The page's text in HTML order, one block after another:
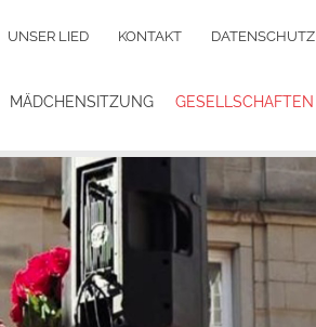
UNSER LIED
KONTAKT DATENSCHUTZ
MÄDCHENSITZUNG GESELLSCHAFTEN